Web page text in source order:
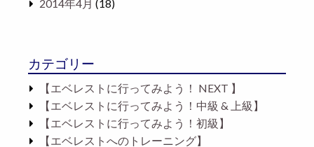
2014年4月 (18)
カテゴリー
【エベレストに行ってみよう！ NEXT 】
【エベレストに行ってみよう！中級 & 上級】
【エベレストに行ってみよう！初級】
【エベレストへのトレーニング】